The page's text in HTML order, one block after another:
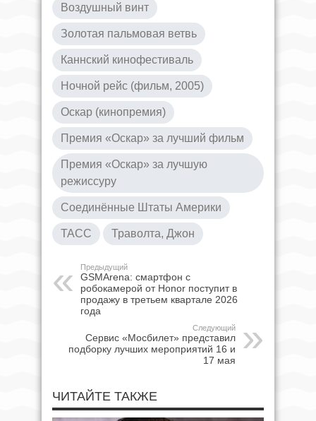
Воздушный винт
Золотая пальмовая ветвь
Каннский кинофестиваль
Ночной рейс (фильм, 2005)
Оскар (кинопремия)
Премия «Оскар» за лучший фильм
Премия «Оскар» за лучшую
режиссуру
Соединённые Штаты Америки
ТАСС Траволта, Джон
Предыдущий
GSMArena: смартфон с
робокамерой от Honor поступит в
продажу в третьем квартале 2026
года
Следующий
Сервис «Мосбилет» представил
подборку лучших мероприятий 16 и
17 мая
ЧИТАЙТЕ ТАКЖЕ